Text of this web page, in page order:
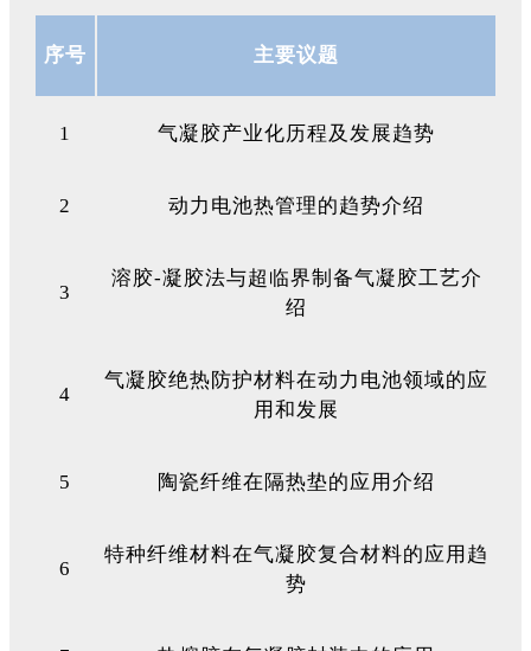
序号 主要议题
1 气凝胶产业化历程及发展趋势
2 动力电池热管理的趋势介绍
3
溶胶-凝胶法与超临界制备气凝胶工艺介
绍
4
气凝胶绝热防护材料在动力电池领域的应
用和发展
5 陶瓷纤维在隔热垫的应用介绍
6
特种纤维材料在气凝胶复合材料的应用趋
势